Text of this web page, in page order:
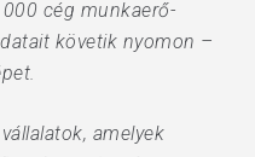
cég munkaerő-
követik nyomon –
amelyek